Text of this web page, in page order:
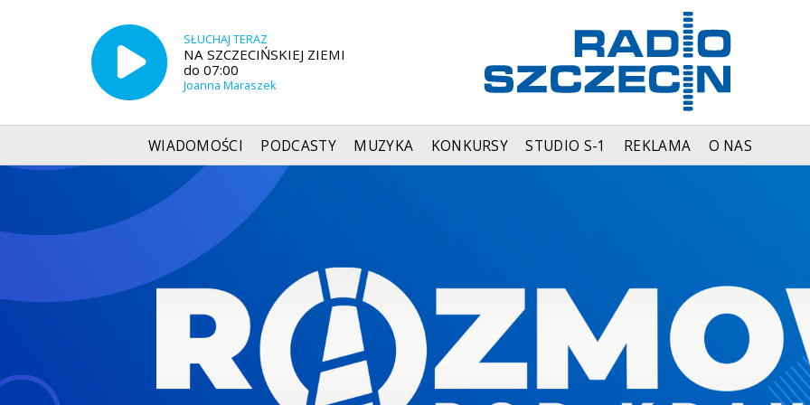
SŁUCHAJ TERAZ
NA SZCZECIŃSKIEJ ZIEMI
do 07:00
Joanna Maraszek
WIADOMOŚCI PODCASTY MUZYKA KONKURSY STUDIO S-1 REKLAMA O NAS